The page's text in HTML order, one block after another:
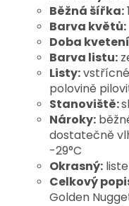
Běžná šířka:
Barva květů:
Doba
Barva listu:
Listy:
polovině
Stanoviště:
Nároky:
dostatečně
-29°C
Okrasný:
Celkový
Golden